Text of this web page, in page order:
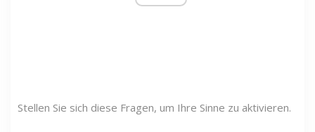
Stellen Sie sich diese Fragen, um Ihre Sinne zu aktivieren.